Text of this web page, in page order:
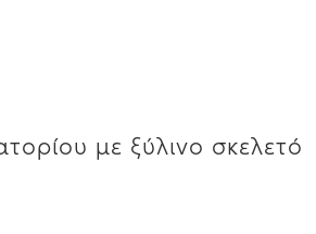
με ξύλινο σκελετό